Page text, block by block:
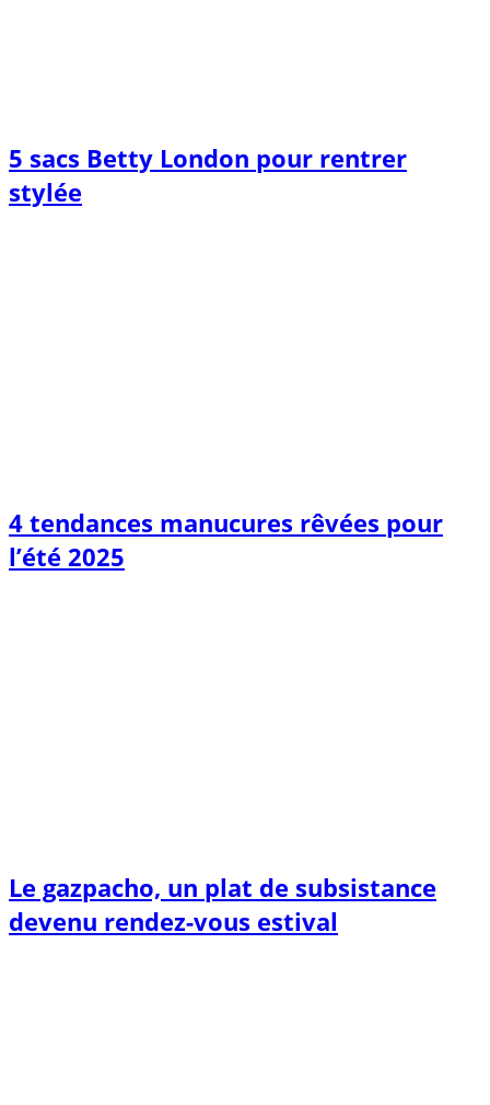
5 sacs Betty London pour rentrer
stylée
4 tendances manucures rêvées pour
l’été 2025
Le gazpacho, un plat de subsistance
devenu rendez-vous estival